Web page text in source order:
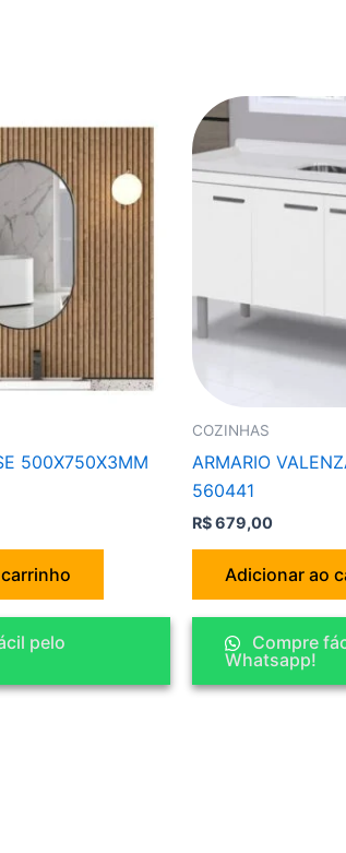
500X750X3MM
pelo
COZINHAS
ARMARIO
560441
R$679,00
Adicionar ao
Compre
Whatsapp!